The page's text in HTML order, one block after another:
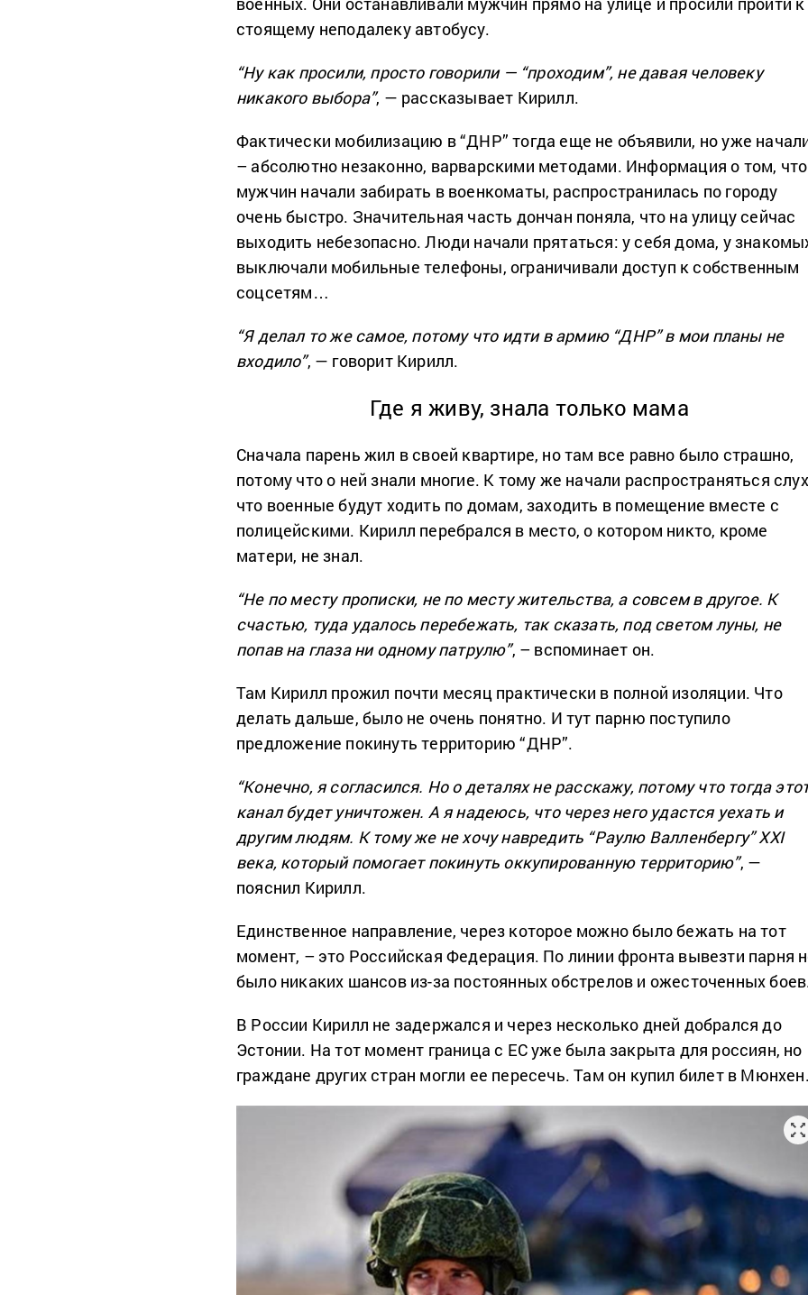
стоящему неподалеку автобусу.
“Ну как просили, просто говорили — “проходим”, не давая человеку
никакого выбора”, — рассказывает Кирилл.
Фактически мобилизацию в “ДНР” тогда еще не объявили, но уже
– абсолютно незаконно, варварскими методами. Информация о том, что
мужчин начали забирать в военкоматы, распространилась по городу
очень быстро. Значительная часть дончан поняла, что на улицу сейчас
выходить небезопасно. Люди начали прятаться: у себя дома, у
выключали мобильные телефоны, ограничивали доступ к собственным
соцсетям…
“Я делал то же самое, потому что идти в армию “ДНР” в мои планы не
входило”, — говорит Кирилл.
Где я живу, знала только мама
Сначала парень жил в своей квартире, но там все равно было страшно,
потому что о ней знали многие. К тому же начали распространяться
что военные будут ходить по домам, заходить в помещение вместе с
полицейскими. Кирилл перебрался в место, о котором никто, кроме
матери, не знал.
“Не по месту прописки, не по месту жительства, а совсем в другое. К
счастью, туда удалось перебежать, так сказать, под светом луны, не
попав на глаза ни одному патрулю”, – вспоминает он.
Там Кирилл прожил почти месяц практически в полной изоляции. Что
делать дальше, было не очень понятно. И тут парню поступило
предложение покинуть территорию “ДНР”.
“Конечно, я согласился. Но о деталях не расскажу, потому что тогда
канал будет уничтожен. А я надеюсь, что через него удастся уехать и
другим людям. К тому же не хочу навредить “Раулю Валленбергу” ХХІ
века, который помогает покинуть оккупированную территорию”, —
пояснил Кирилл.
Единственное направление, через которое можно было бежать на тот
момент, – это Российская Федерация. По линии фронта вывезти парня
было никаких шансов из-за постоянных обстрелов и ожесточенных
В России Кирилл не задержался и через несколько дней добрался до
Эстонии. На тот момент граница с ЕС уже была закрыта для россиян, но
граждане других стран могли ее пересечь. Там он купил билет в Мюнхен.